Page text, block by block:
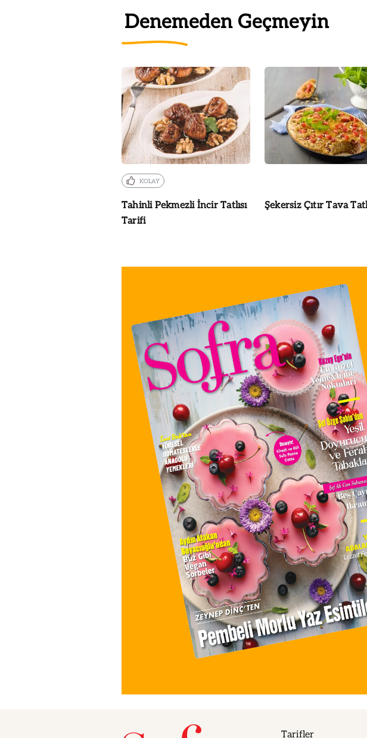
Denemeden Geçmeyin
KOLAY
Tahinli Pekmezli İncir Tatlısı
Tarifi
Şekersiz Çıtır Tava
Tarifler